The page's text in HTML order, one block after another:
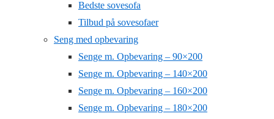
Bedste sovesofa
Tilbud på sovesofaer
Seng med opbevaring
Senge m. Opbevaring – 90×200
Senge m. Opbevaring – 140×200
Senge m. Opbevaring – 160×200
Senge m. Opbevaring – 180×200